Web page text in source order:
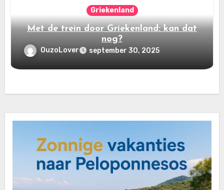
Griekenland
Met de trein door Griekenland: kan dat
nog?
OuzoLover september 30, 2025